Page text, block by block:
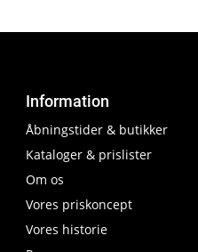
Information
Åbningstider & butikker
Kataloger & prislister
Om os
Vores priskoncept
Vores historie